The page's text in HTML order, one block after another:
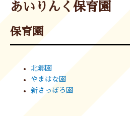
あいりんく保育園
保育園
北郷園
やまはな園
新さっぽろ園